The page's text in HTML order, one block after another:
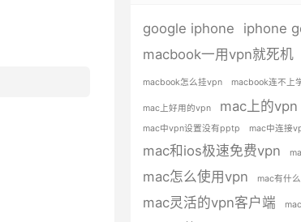
google iphone
iphone
macbook一用vpn就死机
macbook怎么挂vpn macbook连不上
mac上好用的vpn mac上的vpn
mac中vpn设置没有pptp
mac中连接
mac和ios极速免费vpn
mac怎么使用vpn mac有什
mac灵活的vpn客户端